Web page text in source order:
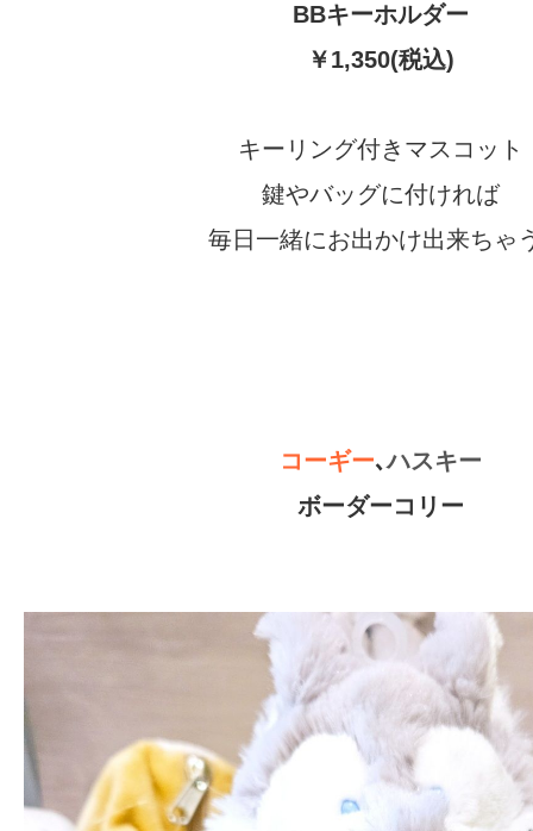
BBキーホルダー
￥1,350(税込)
キーリング付きマスコット
鍵やバッグに付ければ
毎日一緒にお出かけ出来ちゃ
コーギー､ハスキー
ボーダーコリー